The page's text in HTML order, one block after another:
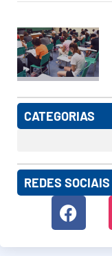
CATEGORIAS
REDES SOCIAIS